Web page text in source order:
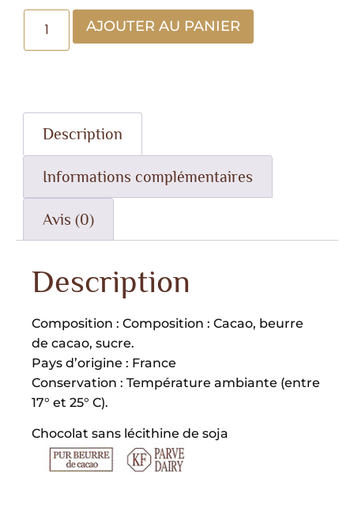
AJOUTER AU PANIER
Description
Informations complémentaires
Avis (0)
Description
Composition : Composition : Cacao, beurre
de cacao, sucre.
Pays d’origine : France
Conservation : Température ambiante (entre
17° et 25° C).
Chocolat sans lécithine de soja